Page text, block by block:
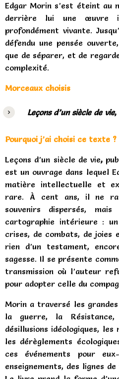
Edgar Morin s’est éteint au
derrière lui une œuvre
profondément vivante.
défendu une pensée
que de séparer, et de
complexité.
Morceaux choisis
Leçons d’un siècle de vie,
Pourquoi j’ai choisi ce texte
Leçons d’un siècle de vie,
est un ouvrage dans lequel
matière intellectuelle et
rare. À cent ans, il ne
souvenirs dispersés,
cartographie intérieure : un
crises, de combats, de joies
rien d’un testament,
sagesse. Il se présente
transmission où l’auteur
pour adopter celle du
Morin a traversé les grandes
la guerre, la
désillusions idéologiques,
les dérèglements
ces événements pour
enseignements, des lignes